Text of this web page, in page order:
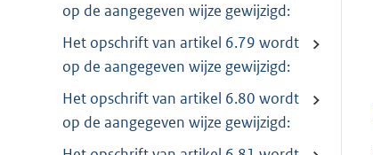
op de aangegeven wijze gewijzigd:
Het opschrift van artikel 6.79 wordt
op de aangegeven wijze gewijzigd:
Het opschrift van artikel 6.80 wordt
op de aangegeven wijze gewijzigd: